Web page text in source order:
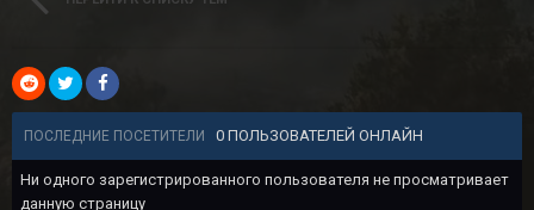
ПОСЛЕДНИЕ ПОСЕТИТЕЛИ 0 ПОЛЬЗОВАТЕЛЕЙ ОНЛАЙН
Ни одного зарегистрированного пользователя не просматривает
данную страницу